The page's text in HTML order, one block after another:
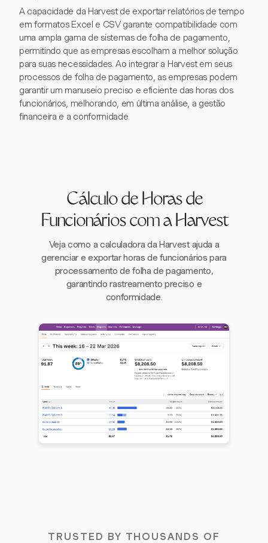
A capacidade da Harvest de exportar relatórios de tempo
em formatos Excel e CSV garante compatibilidade com
uma ampla gama de sistemas de folha de pagamento,
permitindo que as empresas escolham a melhor solução
para suas necessidades. Ao integrar a Harvest em seus
processos de folha de pagamento, as empresas podem
garantir um manuseio preciso e eficiente das horas dos
funcionários, melhorando, em última análise, a gestão
financeira e a conformidade.
Cálculo de Horas de
Funcionários com a Harvest
Veja como a calculadora da Harvest ajuda a
gerenciar e exportar horas de funcionários para
processamento de folha de pagamento,
garantindo rastreamento preciso e
conformidade.
TRUSTED BY THOUSANDS OF